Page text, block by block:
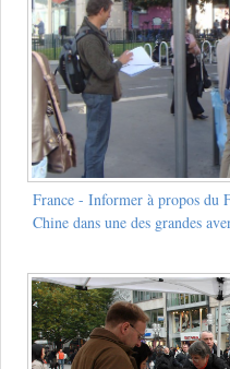
France - Informer à propos du
Chine dans une des grandes